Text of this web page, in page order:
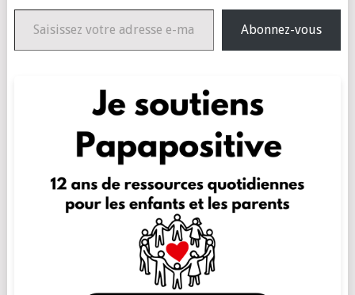
Saisissez votre adresse e-mail…
Abonnez-vous